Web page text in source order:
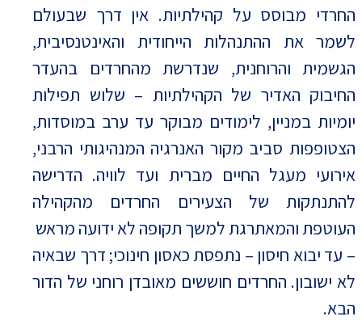
החרדי מבוסס על קהילתיות. אין דרך שבעולם
לשמר את ההתנהלות הייחודית והאינטנסיבית,
הגשמית והרוחנית, שנדרשת מהחרדים בהעדר
החיבוק האדיר של הקהילתיות – שלוש תפילות
יומיות במניין, לימודים מבוקר עד ערב במוסדות,
הצטופפות סביב מקור האנרגיה המנהיגותי הרבני,
אירועי מעגל החיים מברית ועד לוויה. הדרישה
להתנתקות של הצעירים החרדים מהקהילה
העוטפת והמאתרגת למשך תקופה לא ידועה מראש
– עד יבוא חיסון – נתפסת כאסון חינוכי; דרך שבאיה
לא ישובון. החרדים חוששים מאובדן רוחני של הדור
הבא.